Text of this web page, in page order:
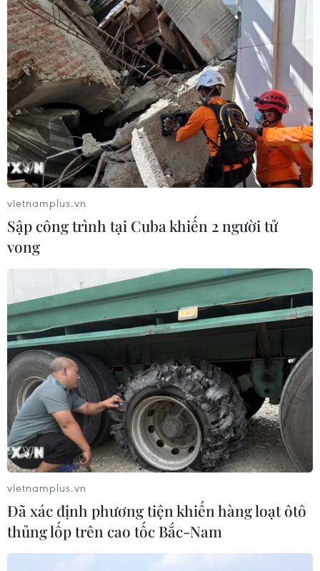
vietnamplus.vn
Sập công trình tại Cuba khiến 2 người tử
vong
vietnamplus.vn
Đã xác định phương tiện khiến hàng loạt ôtô
thủng lốp trên cao tốc Bắc-Nam